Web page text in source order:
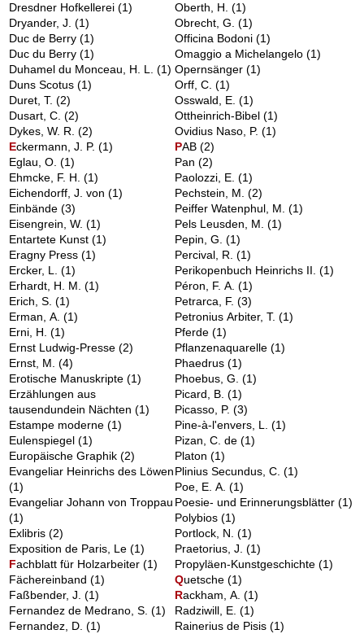
Dresdner Hofkellerei(1)
Dryander, J.(1)
Duc de Berry(1)
Duc du Berry(1)
Duhamel du Monceau, H. L.(1)
Duns Scotus(1)
Duret, T.(2)
Dusart, C.(2)
Dykes, W. R.(2)
Eckermann, J. P.(1)
Eglau, O.(1)
Ehmcke, F. H.(1)
Eichendorff, J. von(1)
Einbände(3)
Eisengrein, W.(1)
Entartete Kunst(1)
Eragny Press(1)
Ercker, L.(1)
Erhardt, H. M.(1)
Erich, S.(1)
Erman, A.(1)
Erni, H.(1)
Ernst Ludwig-Presse(2)
Ernst, M.(4)
Erotische Manuskripte(1)
Erzählungen aus
tausendundein Nächten(1)
Estampe moderne(1)
Eulenspiegel(1)
Europäische Graphik(2)
Evangeliar Heinrichs des Löwen
(1)
Evangeliar Johann von Troppau
(1)
Exlibris(2)
Exposition de Paris, Le(1)
Fachblatt für Holzarbeiter(1)
Fächereinband(1)
Faßbender, J.(1)
Fernandez de Medrano, S.(1)
Fernandez, D.(1)
Oberth, H.(1)
Obrecht, G.(1)
Officina Bodoni(1)
Omaggio a Michelangelo(1)
Opernsänger(1)
Orff, C.(1)
Osswald, E.(1)
Ottheinrich-Bibel(1)
Ovidius Naso, P.(1)
PAB(2)
Pan(2)
Paolozzi, E.(1)
Pechstein, M.(2)
Peiffer Watenphul, M.(1)
Pels Leusden, M.(1)
Pepin, G.(1)
Percival, R.(1)
Perikopenbuch Heinrichs II.(1)
Péron, F. A.(1)
Petrarca, F.(3)
Petronius Arbiter, T.(1)
Pferde(1)
Pflanzenaquarelle(1)
Phaedrus(1)
Phoebus, G.(1)
Picard, B.(1)
Picasso, P.(3)
Pine-à-l'envers, L.(1)
Pizan, C. de(1)
Platon(1)
Plinius Secundus, C.(1)
Poe, E. A.(1)
Poesie- und Erinnerungsblätter(1)
Polybios(1)
Portlock, N.(1)
Praetorius, J.(1)
Propyläen-Kunstgeschichte(1)
Quetsche(1)
Rackham, A.(1)
Radziwill, E.(1)
Rainerius de Pisis(1)